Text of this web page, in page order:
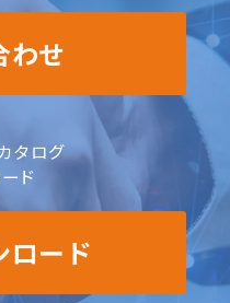
わせ
タログ
ド
ロード